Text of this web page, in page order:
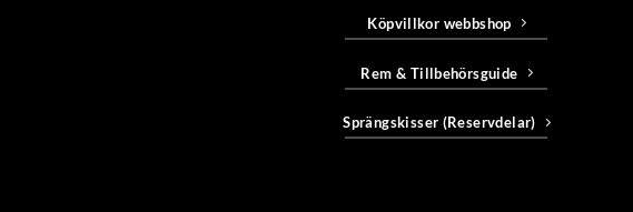
Köpvillkor webbshop
Rem & Tillbehörsguide
Sprängskisser (Reservdelar)